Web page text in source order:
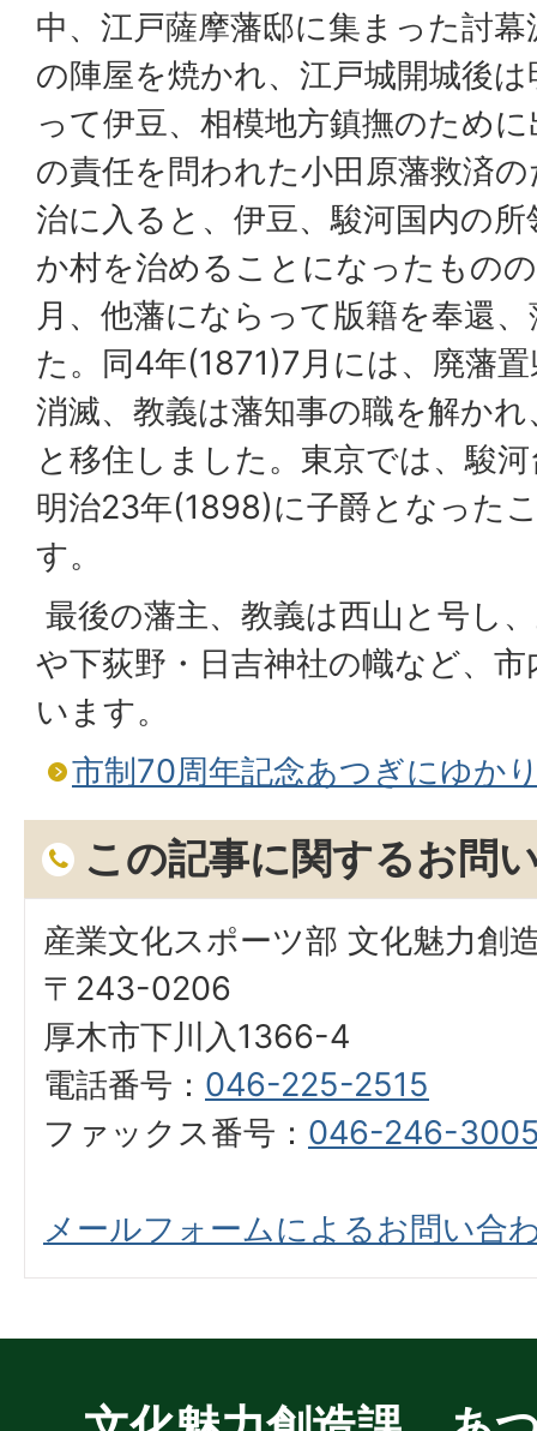
中、江戸薩摩藩邸に集まった討
の陣屋を焼かれ、江戸城開城後
って伊豆、相模地方鎮撫のため
の責任を問われた小田原藩救済
治に入ると、伊豆、駿河国内の
か村を治めることになったもの
月、他藩にならって版籍を奉還
た。同4年(1871)7月には、廃藩
消滅、教義は藩知事の職を解か
と移住しました。東京では、駿
明治23年(1898)に子爵となった
す。
最後の藩主、教義は西山と号し
や下荻野・日吉神社の幟など、
います。
市制70周年記念あつぎにゆか
この記事に関するお問
産業文化スポーツ部 文化魅力創
〒243-0206
厚木市下川入1366-4
電話番号： 046-225-2515
ファックス番号： 046-246-
メールフォームによるお問い合